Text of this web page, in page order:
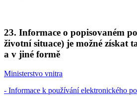
23. Informace o popisovaném
životní situace) je možné získat
a v jiné formě
Ministerstvo vnitra
- Informace k používání elektronického